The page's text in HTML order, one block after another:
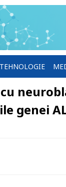
genei